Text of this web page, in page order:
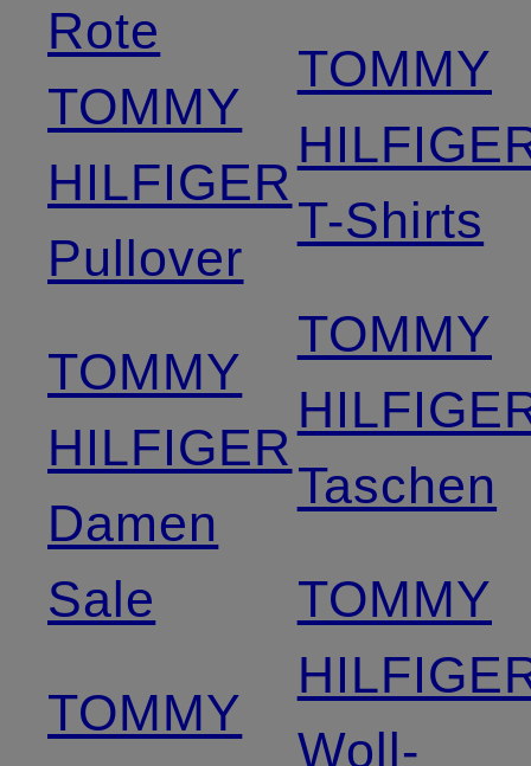
Rote
TOMMY
HILFIGER
Pullover
TOMMY
HILFIGER
Damen
Sale
TOMMY
TOMMY
T-Shirts
TOMMY
Taschen
TOMMY
Woll­